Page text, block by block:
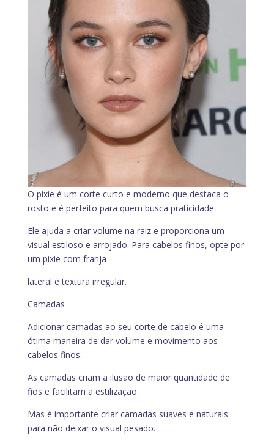
O pixie é um corte curto e moderno que destaca o
rosto e é perfeito para quem busca praticidade.
Ele ajuda a criar volume na raiz e proporciona um
visual estiloso e arrojado. Para cabelos finos, opte por
um pixie com franja
lateral e textura irregular.
Camadas
Adicionar camadas ao seu corte de cabelo é uma
ótima maneira de dar volume e movimento aos
cabelos finos.
As camadas criam a ilusão de maior quantidade de
fios e facilitam a estilização.
Mas é importante criar camadas suaves e naturais
para não deixar o visual pesado.